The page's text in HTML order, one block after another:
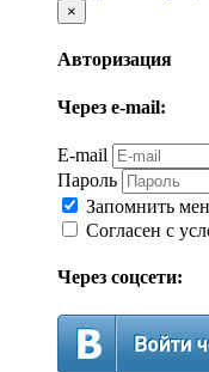
×
Авторизация
Через e-mail:
E-mail
Пароль
Запомнить
Согласен с
Через соцсети: